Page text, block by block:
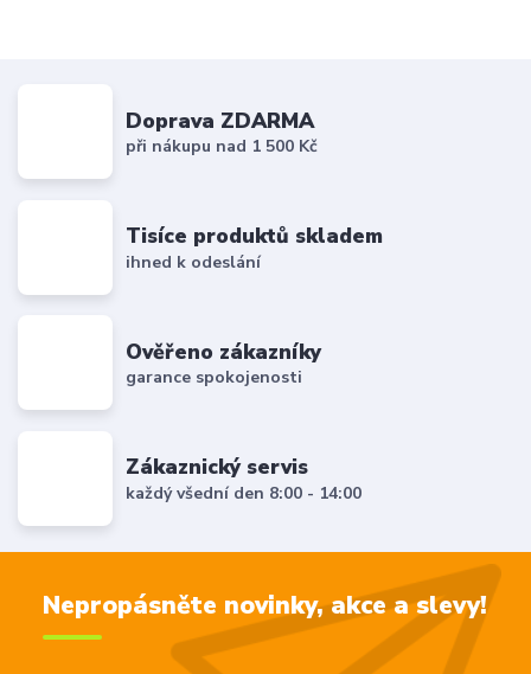
Doprava ZDARMA
při nákupu nad 1 500 Kč
Tisíce produktů skladem
ihned k odeslání
Ověřeno zákazníky
garance spokojenosti
Zákaznický servis
každý všední den 8:00 - 14:00
Nepropásněte novinky, akce a slevy!